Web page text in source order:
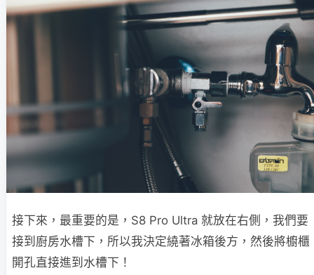
接下來，最重要的是，S8 Pro Ultra 就放在右側，我們要
接到廚房水槽下，所以我決定繞著冰箱後方，然後將櫥櫃
開孔直接進到水槽下！